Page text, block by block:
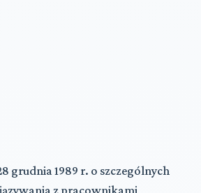
grudnia 1989 r. o szczególnych
z pracownikami